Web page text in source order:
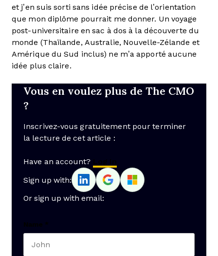
et j’en suis sorti sans idée précise de l’orientation
que mon diplôme pourrait me donner. Un voyage
post-universitaire en sac à dos à la découverte du
monde (Thaïlande, Australie, Nouvelle-Zélande et
Amérique du Sud inclus) ne m’a apporté aucune
idée plus claire.
Vous en voulez plus de The CMO
?
Inscrivez-vous gratuitement pour terminer
la lecture de cet article :
Have an account? Log In
Sign up with:
Or sign up with email:
Name *